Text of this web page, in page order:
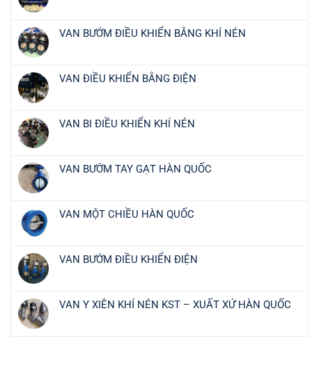
VAN BƯỚM ĐIỀU KHIỂN BẰNG KHÍ NÉN
VAN ĐIỀU KHIỂN BẰNG ĐIỆN
VAN BI ĐIỀU KHIỂN KHÍ NÉN
VAN BƯỚM TAY GẠT HÀN QUỐC
VAN MỘT CHIỀU HÀN QUỐC
VAN BƯỚM ĐIỀU KHIỂN ĐIỆN
VAN Y XIÊN KHÍ NÉN KST – XUẤT XỨ HÀN QUỐC